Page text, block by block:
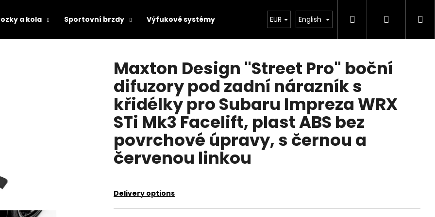
a kola Sportovní brzdy Výfukové systémy Chiptuning Projekty Exteriér Ostatní
EUR English SearchLogin
Maxton Design "Street Pro" boční
difuzory pod zadní nárazník s
křidélky pro Subaru Impreza WRX
STi Mk3 Facelift, plast ABS bez
povrchové úpravy, s černou a
červenou linkou
Delivery options
SEARCH